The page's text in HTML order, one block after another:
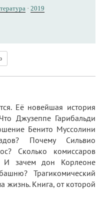
· 2019
Её новейшая история
Джузеппе Гарибальди
Бенито Муссолини
Почему Сильвио
Сколько комиссаров
И зачем дон Корлеоне
Трагикомический
жизнь. Книга, от которой